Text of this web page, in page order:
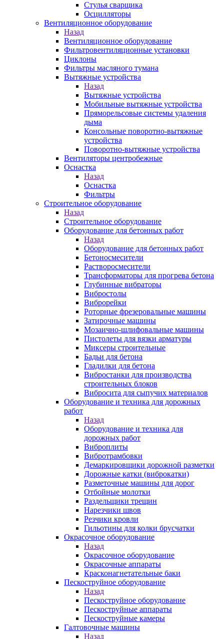
Стулья сварщика
Осцилляторы
Вентиляционное оборудование
Назад
Вентиляционное оборудование
Фильтровентиляционные установки
Циклоны
Фильтры масляного тумана
Вытяжные устройства
Назад
Вытяжные устройства
Мобильные вытяжные устройства
Пряморельсовые системы удаления
дыма
Консольные поворотно-вытяжные
устройства
Поворотно-вытяжные устройства
Вентиляторы центробежные
Оснастка
Назад
Оснастка
Фильтры
Строительное оборудование
Назад
Строительное оборудование
Оборудование для бетонных работ
Назад
Оборудование для бетонных работ
Бетоносмесители
Растворосмесители
Трансформаторы для прогрева бетона
Глубинные вибраторы
Вибростолы
Виброрейки
Роторные фрезеровальные машины
Затирочные машины
Мозаично-шлифовальные машины
Пистолеты для вязки арматуры
Миксеры строительные
Бадьи для бетона
Гладилки для бетона
Вибростанки для производства
строительных блоков
Вибросита для сыпучих материалов
Оборудование и техника для дорожных
работ
Назад
Оборудование и техника для
дорожных работ
Виброплиты
Вибротрамбовки
Демаркировщики дорожной разметки
Дорожные катки (виброкатки)
Разметочные машины для дорог
Отбойные молотки
Раздельщики трещин
Нарезчики швов
Резчики кровли
Гильотины для колки брусчатки
Окрасочное оборудование
Назад
Окрасочное оборудование
Окрасочные аппараты
Красконагнетательные баки
Пескоструйное оборудование
Назад
Пескоструйное оборудование
Пескоструйные аппараты
Пескоструйные камеры
Галтовочные машины
Назад